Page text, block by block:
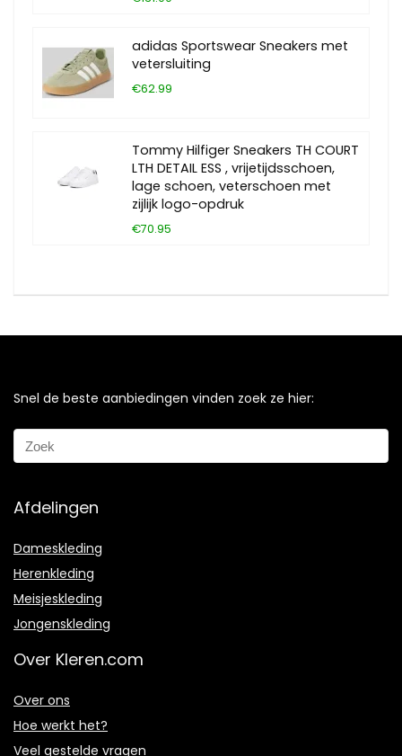
adidas Sportswear Sneakers met
vetersluiting
€62.99
Tommy Hilfiger Sneakers TH COURT
LTH DETAIL ESS , vrijetijdsschoen,
lage schoen, veterschoen met
zijlijk logo-opdruk
€70.95
Snel de beste aanbiedingen vinden zoek ze hier:
Afdelingen
Dameskleding
Herenkleding
Meisjeskleding
Jongenskleding
Over Kleren.com
Over ons
Hoe werkt het?
Veel gestelde vragen